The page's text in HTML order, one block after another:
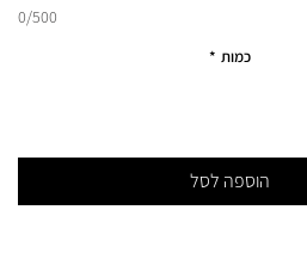
0/500
כמות *
הוספה לסל